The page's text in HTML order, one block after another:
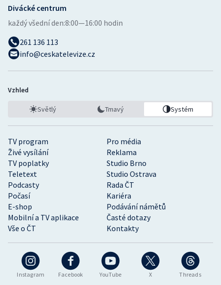
Instagram Facebook YouTube X Threads
TV program
Pro média
Živé vysílání
Reklama
TV poplatky
Studio Brno
Teletext
Studio Ostrava
Podcasty
Rada ČT
Počasí
Kariéra
E-shop
Podávání námětů
Mobilní a TV aplikace
Časté dotazy
Vše o ČT
Kontakty
Divácké centrum
každý všední den:8:00—16:00 hodin
261 136 113
info@ceskatelevize.cz
Vzhled
Světlý Tmavý Systém